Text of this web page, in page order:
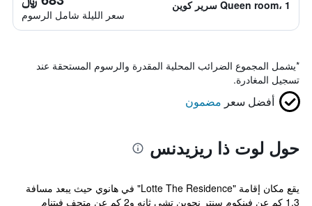
Queen room، 1 سرير كوين
سعر الليلة شامل الرسوم
*يشمل المجموع الضرائب المحلية المقدرة والرسوم المستحقة عند
تسجيل المغادرة.
أفضل سعر مضمون
حول لوت ذا ريزيدنس
يقع مكان إقامة "Lotte The Residence" في هانوي حيث يبعد مسافة
1.3 كم عن فينكوم سنتر نجوين تشي ثانه و2 كم عن متحف فيتنام